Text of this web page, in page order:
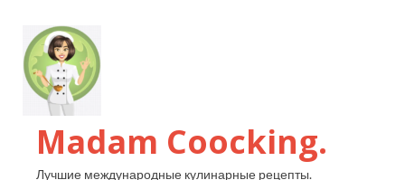
Madam Coocking.
Лучшие международные кулинарные рецепты.